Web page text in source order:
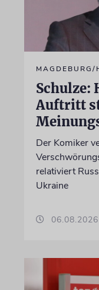
MAGDEBURG/
Schulze:
Auftritt
Der Komiker
relativiert
Ukraine
06.08.2026